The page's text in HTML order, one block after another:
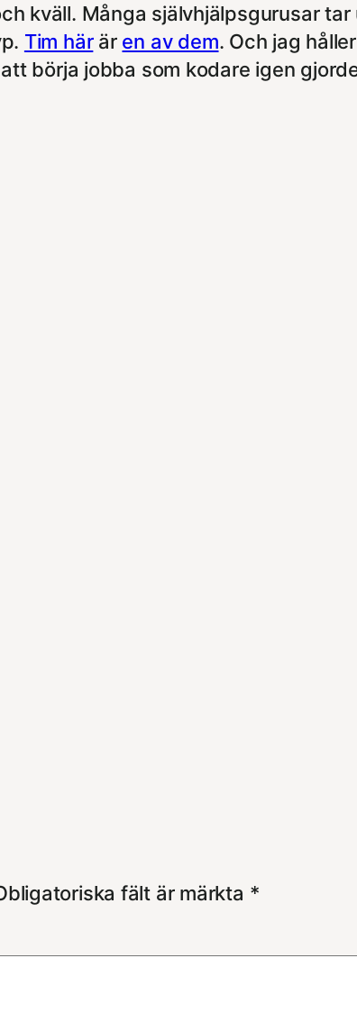
kväll. Många självhjälpsgurusar
Tim härär en av dem. Och jag
börja jobba som kodare igen
fält är märkta *